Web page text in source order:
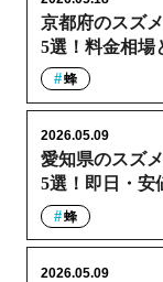
京都府のスズ
5選！料金相場
蜂
愛知県のスズ
5選！即日・安
2026.05.09
蜂
2026.05.09